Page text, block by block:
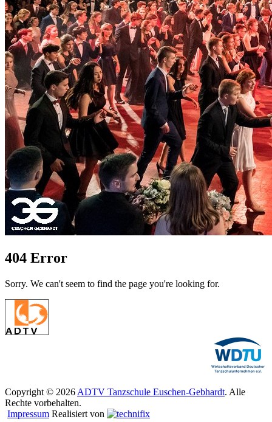
404 Error
Sorry. We can't seem to find the page you're looking for.
Copyright © 2026 ADTV Tanzschule Euschen-Gebhardt. Alle
Rechte vorbehalten.
Impressum Realisiert von